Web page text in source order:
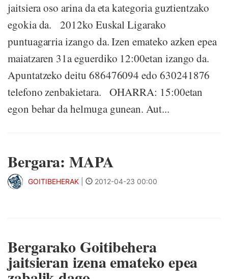
jaitsiera oso arina da eta kategoria guztientzako
egokia da. 2012ko Euskal Ligarako
puntuagarria izango da. Izen emateko azken epea
maiatzaren 31a eguerdiko 12:00etan izango da.
Apuntatzeko deitu 686476094 edo 630241876
telefono zenbakietara. OHARRA: 15:00etan
egon behar da helmuga gunean. Aut...
Bergara: MAPA
GOITIBEHERAK 2012-04-23 00:00
Bergarako Goitibehera
jaitsieran izena emateko epea